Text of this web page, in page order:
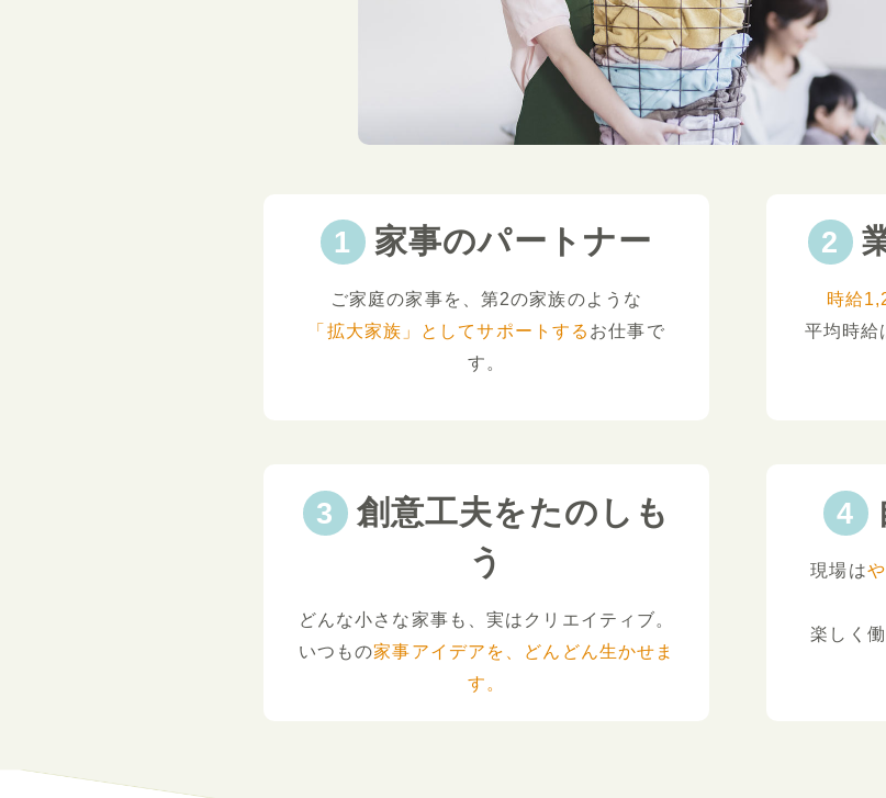
家事のパートナー
ご家庭の家事を、第2の家族のような
「拡大家族」としてサポートする お仕事で
す。
時給
平均時給
創意工夫をたのしも
う
どんな小さな家事も、実はクリエイティブ。
いつもの家事アイデアを、どんどん生かせま
す。
現場は
楽しく